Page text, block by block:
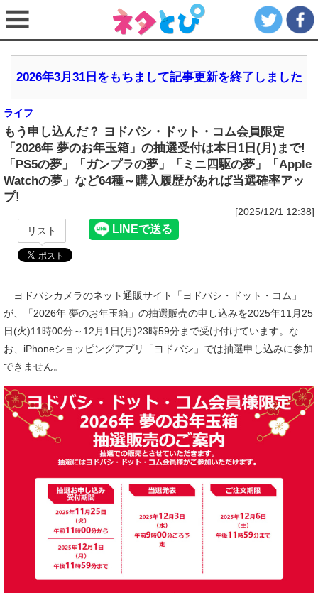
2026年3月31日をもちまして記事更新を終了しました
ライフ
もう申し込んだ？ ヨドバシ・ドット・コム会員限定
「2026年 夢のお年玉箱」の抽選受付は本日1日(月)まで!
「PS5の夢」「ガンプラの夢」「ミニ四駆の夢」「Apple
Watchの夢」など64種～購入履歴があれば当選確率アッ
プ!
[2025/12/1 12:38]
リスト
ヨドバシカメラのネット通販サイト「ヨドバシ・ドット・コム」
が、「2026年 夢のお年玉箱」の抽選販売の申し込みを2025年11月25
日(火)11時00分～12月1日(月)23時59分まで受け付けています。な
お、iPhoneショッピングアプリ「ヨドバシ」では抽選申し込みに参加
できません。